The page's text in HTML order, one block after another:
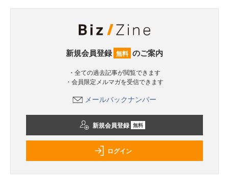
新規会員登録 無料 のご案内
・全ての過去記事が閲覧できます
・会員限定メルマガを受信できます
メールバックナンバー
新規会員登録 無料
ログイン